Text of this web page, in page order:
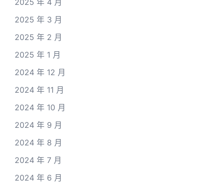
2025 年 3 月
2025 年 2 月
2025 年 1 月
2024 年 12 月
2024 年 11 月
2024 年 10 月
2024 年 9 月
2024 年 8 月
2024 年 7 月
2024 年 6 月